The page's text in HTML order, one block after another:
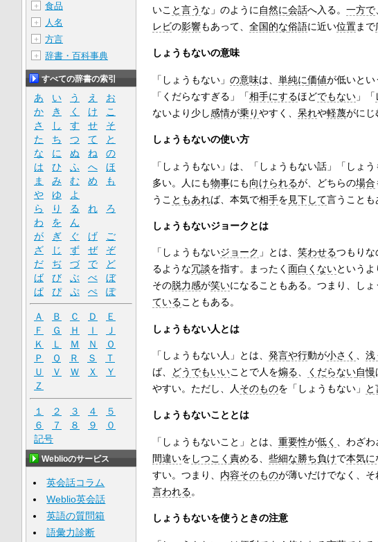
いこ と言う な」のように 自然に会話へ入る。 一方で
レビの影響もあって、 全国的な俗語に近い位置まで
しょうもないの意味
「しょうもない」 の意味は、 単純に価値が低いとい
「くだらなすぎる」「相手にするほどでもない」「
ないより少し感情が乗りやすく、 呆れや軽蔑がにじ
しょうもないの使い方
「しょうもない」は、「しょうもない話」「しょう
多い。人にも物事にも向けられるが、どちらの場合
うこ ともあれば、本気で相手を 見下して言うことも
しょうもないジョークとは
「しょうもないジョーク 」とは、 笑わせるつもりな
るような冗談を指す。まったく 面白くないというよ
その脱力感が笑いになることもある。つまり、しょ
ていることもある。
しょうもない人とは
「しょうもない人」とは、 発言や行動が小さく 浅
ば、
どうでもいいことで人を煽る くだらない自慢
やすい。ただし、人 そのものを「しょうもない」 と
しょうもないこととは
「しょうもないこと」とは、 重要性が低く 、わざ
間違いを しつこく 責める、 些細な勝ち負けで本気に
すい。つまり、 内容そのものが薄いだけでなく、そ
言われる。
しょうもないを使うときの注意
＋ 食品
＋ 人名
＋ 方言
＋ 辞書・百科事典
すべての辞書の索引
あ い う え
お
か
き く け
こ
さ
し す せ
そ
た
ち つ て
と
な
に ぬ ね
の
は
ひ ふ へ
ほ
ま
み む め
も
や
ゆ
よ
ら
り る れ
ろ
わ
を
ん
が
ぎ ぐ げ
ご
ざ
じ ず ぜ
ぞ
だ
ぢ づ で
ど
ば
び ぶ べ
ぼ
ぱ
ぴ ぷ ぺ ぽ
Ａ Ｂ Ｃ Ｄ
Ｅ
Ｆ
Ｇ Ｈ Ｉ
Ｊ
Ｋ
Ｌ Ｍ Ｎ
Ｏ
Ｐ
Ｑ Ｒ Ｓ
Ｔ
Ｕ
Ｖ Ｗ Ｘ
Ｙ
Ｚ
１ ２ ３ ４
５
６
７ ８ ９
０
記号
Weblioのサービス
英会話コラム
Weblio英会話
英語の質問箱
語彙力診断